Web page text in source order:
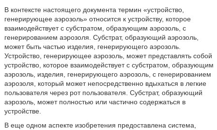
В контексте настоящего документа термин «устройство,
генерирующее аэрозоль» относится к устройству, которое
взаимодействует с субстратом, образующим аэрозоль, с
генерированием аэрозоля. Субстрат, образующий аэрозоль,
может быть частью изделия, генерирующего аэрозоль.
Устройство, генерирующее аэрозоль, может представлять собой
устройство, которое взаимодействует с субстратом, образующим
аэрозоль, изделия, генерирующего аэрозоль, с генерированием
аэрозоля, который может непосредственно вдыхаться в легкие
пользователя через рот пользователя. Субстрат, образующий
аэрозоль, может полностью или частично содержаться в
устройстве.
В еще одном аспекте изобретения предоставлена система,